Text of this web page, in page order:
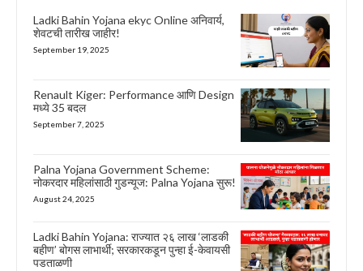
Ladki Bahin Yojana ekyc Online अनिवार्य,
शेवटची तारीख जाहीर!
September 19, 2025
Renault Kiger: Performance आणि Design
मध्ये 35 बदल
September 7, 2025
Palna Yojana Government Scheme:
नोकरदार महिलांसाठी गुडन्यूज: Palna Yojana सुरू!
August 24, 2025
Ladki Bahin Yojana: राज्यात २६ लाख ‘लाडकी
बहीण’ बोगस लाभार्थी; सरकारकडून पुन्हा ई-केवायसी
पडताळणी